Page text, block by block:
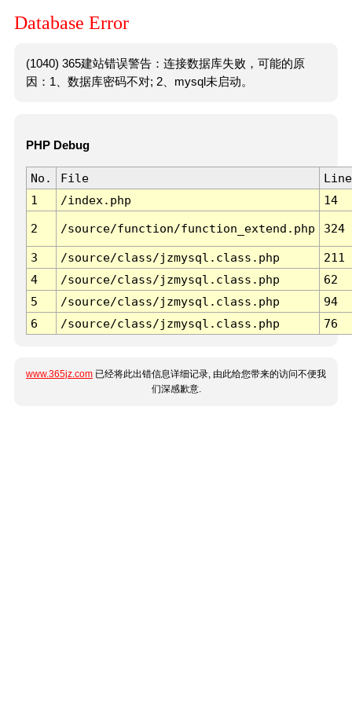
Database Error
(1040) 365建站错误警告：连接数据库失败，可能的原
因：1、数据库密码不对; 2、mysql未启动。
PHP Debug
No. File
Line
1
/index.php 14
2 /source/function/function_extend.php 324
3 /source/class/jzmysql.class.php
211
4
/source/class/jzmysql.class.php
62
5
/source/class/jzmysql.class.php
94
6
/source/class/jzmysql.class.php 76
www.365jz.com 已经将此出错信息详细记录, 由此给您带来的访问不便我
们深感歉意.